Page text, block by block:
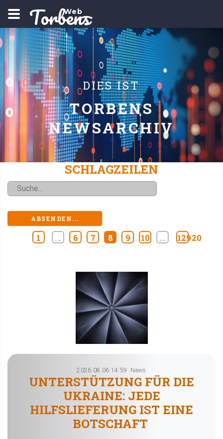
Torbens
Web
DIES IST
TORBENS
NEWSARCHIV
SCHLAGZEILEN
1 ... 6 7 8 9 10 ... 12920
2026.08.06 14:59 News
UNTERSTÜTZUNG FÜR DIE
UKRAINE: JEDE
HILFSLIEFERUNG IST EINE
BOTSCHAFT